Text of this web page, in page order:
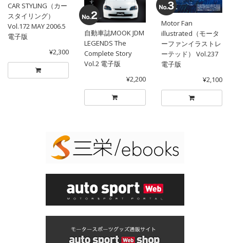
CAR STYLING（カー
スタイリング）
Vol.172 MAY 2006.5
電子版
¥2,300
自動車誌MOOK JDM
LEGENDS The
Complete Story
Vol.2 電子版
¥2,200
Motor Fan
illustrated（モータ
ーファンイラストレ
ーテッド） Vol.237
電子版
¥2,100